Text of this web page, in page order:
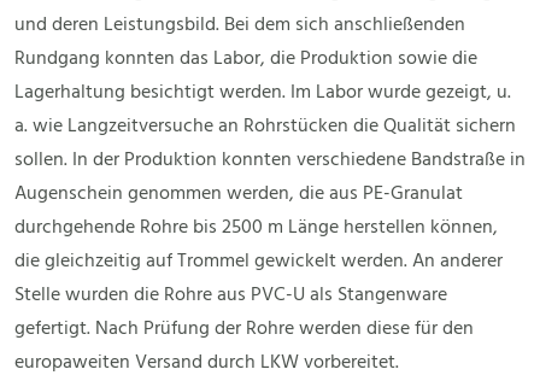
und deren Leistungsbild. Bei dem sich anschließenden
Rundgang konnten das Labor, die Produktion sowie die
Lagerhaltung besichtigt werden. Im Labor wurde gezeigt, u.
a. wie Langzeitversuche an Rohrstücken die Qualität sichern
sollen. In der Produktion konnten verschiedene Bandstraße in
Augenschein genommen werden, die aus PE-Granulat
durchgehende Rohre bis 2500 m Länge herstellen können,
die gleichzeitig auf Trommel gewickelt werden. An anderer
Stelle wurden die Rohre aus PVC-U als Stangenware
gefertigt. Nach Prüfung der Rohre werden diese für den
europaweiten Versand durch LKW vorbereitet.